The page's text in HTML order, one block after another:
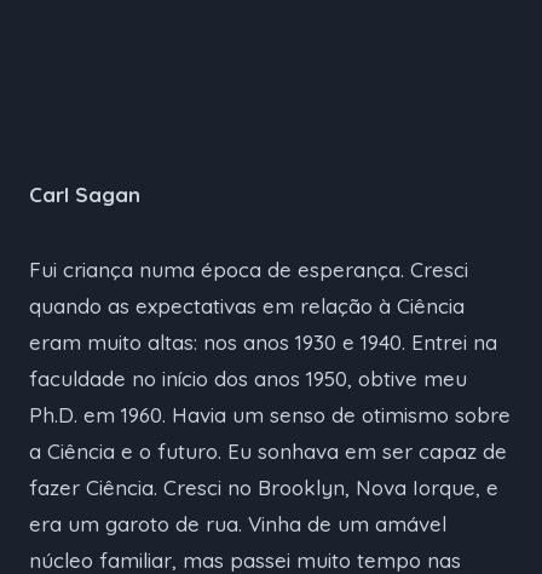
Carl Sagan
Fui criança numa época de esperança. Cresci
quando as expectativas em relação à Ciência
eram muito altas: nos anos 1930 e 1940. Entrei na
faculdade no início dos anos 1950, obtive meu
Ph.D. em 1960. Havia um senso de otimismo sobre
a Ciência e o futuro. Eu sonhava em ser capaz de
fazer Ciência. Cresci no Brooklyn, Nova Iorque, e
era um garoto de rua. Vinha de um amável
núcleo familiar, mas passei muito tempo nas